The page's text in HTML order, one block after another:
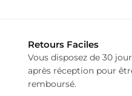
Retours Faciles
Vous disposez de 30
après réception pour
remboursé.